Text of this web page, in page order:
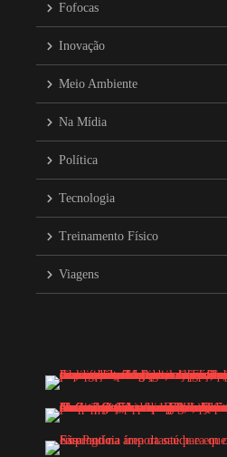
Fofocas
Inovação
Meio Ambiente
Na Mídia
Política
Tecnologia
Treinamento Físico
Viagens